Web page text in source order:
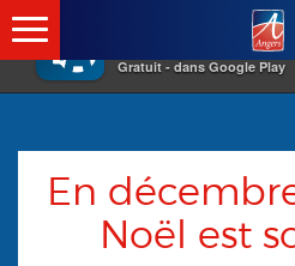
×
Gratuit - dans Google Play
En
Noël est